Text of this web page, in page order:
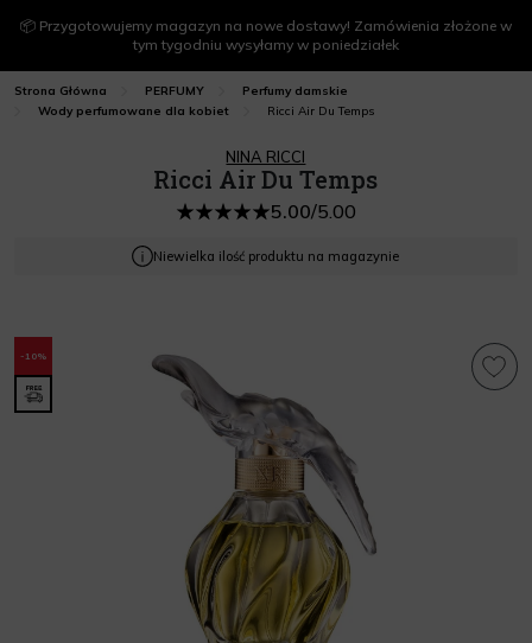
📦 Przygotowujemy magazyn na nowe dostawy! Zamówienia złożone w
tym tygodniu wysyłamy w poniedziałek
Strona Główna PERFUMY
Perfumy damskie
Wody perfumowane dla kobiet
Ricci Air Du Temps
NINA RICCI
Ricci Air Du Temps
5.00/5.00
Niewielka ilość produktu na magazynie
-10%